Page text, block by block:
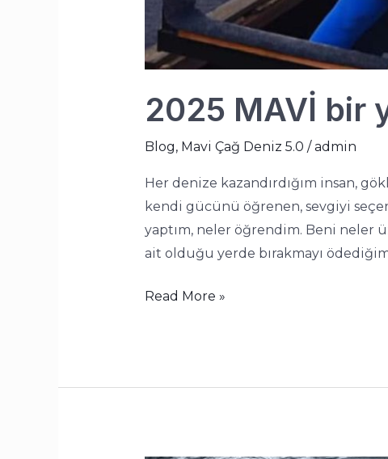
2025 MAVİ bir
Blog, Mavi Çağ Deniz 5.0 /admin
Her denize kazandırdığım insan,
kendi gücünü öğrenen, sevgiyi
yaptım, neler öğrendim. Beni neler
ait olduğu yerde bırakmayı
Read More »